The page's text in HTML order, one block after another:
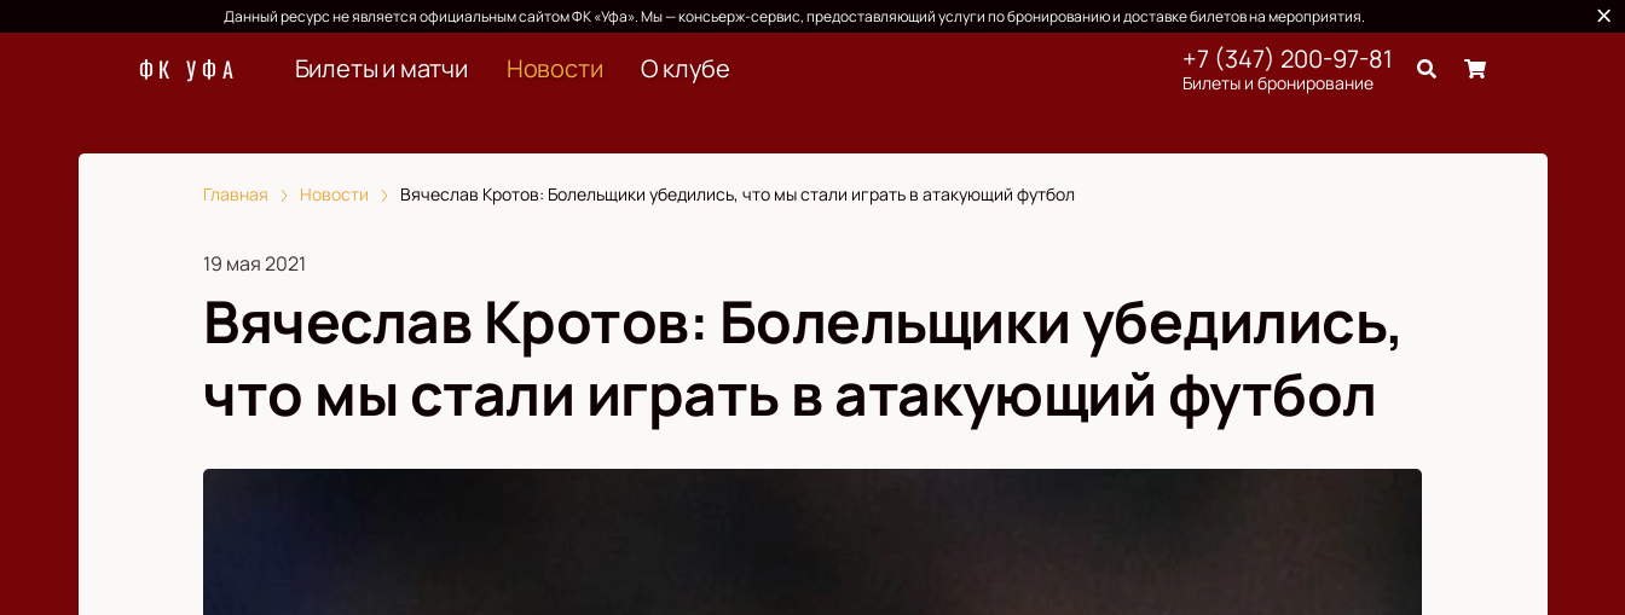
Данный ресурс не является официальным сайтом ФК «Уфа». Мы — консьерж-сервис, предоставляющий услуги по бронированию и доставке билетов на мероприятия.
ФК УФА Билеты и матчи Новости О клубе +7 (347) 200-97-81
Билеты и бронирование
Главная Новости Вячеслав Кротов: Болельщики убедились, что мы стали играть в атакующий футбол
19 мая 2021
Вячеслав Кротов: Болельщики убедились,
что мы стали играть в атакующий футбол